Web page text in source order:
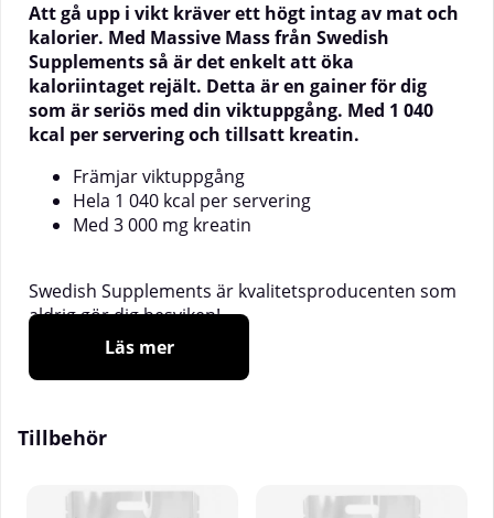
Att gå upp i vikt kräver ett högt intag av mat och
kalorier. Med Massive Mass från Swedish
Supplements så är det enkelt att öka
kaloriintaget rejält. Detta är en gainer för dig
som är seriös med din viktuppgång. Med 1 040
kcal per servering och tillsatt kreatin.
Främjar viktuppgång
Hela 1 040 kcal per servering
Med 3 000 mg kreatin
Swedish Supplements är kvalitetsproducenten som
aldrig gör dig besviken!
Massive Mass är en oerhört välkomponerad gainer
för atleten som söker en komplett
ett optimalt sätt innehåller Massive Mass hela 1040
Detta är en mycket välkomponerad gainer med
Läs mer
Tillbehör